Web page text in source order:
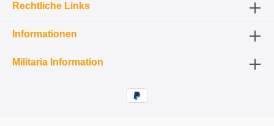
Rechtliche Links
Informationen
Militaria Information